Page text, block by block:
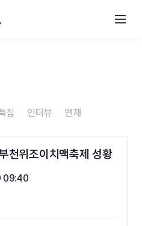
집 인터뷰 연재
천위조이치맥축제 성황
09:40